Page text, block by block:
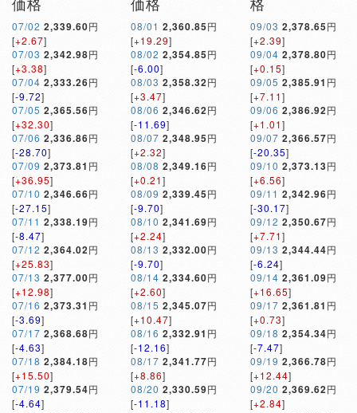
07/02 2,339.60円
[+2.67]
07/03 2,342.98円
[+3.38]
07/04 2,333.26円
[-9.72]
07/05 2,365.56円
[+32.30]
07/06 2,336.86円
[-28.70]
07/09 2,373.81 円
[+36.95]
07/10 2,346.66円
[-27.15]
07/11 2,338.19円
[-8.47]
07/12 2,364.02円
[+25.83]
07/13 2,377.00円
[+12.98]
07/16 2,373.31 円
[-3.69]
07/17 2,368.68円
[-4.63]
07/18 2,384.18円
[+15.50]
07/19 2,379.54円
[-4.64]
08/01 2,360.85円
[+19.29]
08/02 2,354.85円
[-6.00]
08/03 2,358.32円
[+3.47]
08/06 2,346.62円
[-11.69]
08/07 2,348.95円
[+2.32]
08/08 2,349.16円
[+0.21]
08/09 2,339.45円
[-9.70]
08/10 2,341.69円
[+2.24]
08/13 2,332.00円
[-9.70]
08/14 2,334.60円
[+2.60]
08/15 2,345.07円
[+10.47]
08/16 2,332.91 円
[-12.16]
08/17 2,341.77円
[+8.86]
08/20 2,330.59円
[-11.18]
09/03 2,378.65円
[+2.39]
09/04 2,378.80円
[+0.15]
09/05 2,385.91 円
[+7.11]
09/06 2,386.92円
[+1.01]
09/07 2,366.57円
[-20.35]
09/10 2,373.13円
[+6.56]
09/11 2,342.96円
[-30.17]
09/12 2,350.67円
[+7.71]
09/13 2,344.44円
[-6.24]
09/14 2,361.09円
[+16.65]
09/17 2,361.81 円
[+0.73]
09/18 2,354.34円
[-7.47]
09/19 2,366.78円
[+12.44]
09/20 2,369.62円
[+2.84]